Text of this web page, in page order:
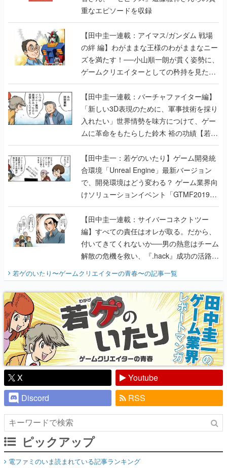
の絆 編】わがままな王様のわがままなニー
ズを満たす！──小山順一朗が貫く姿勢に、
ゲームクリエイターとしての矜持を見た
【若ゲのいたり最終回】
【田中圭一連載：バーチャファイター編】
「新しい3D表現のために、軍事技術を採り
入れたい」世界情勢を味方につけて、ゲー
ムに革命をもたらした鈴木 裕の功績【若ゲ
のいたり】
【田中圭一：若ゲのいたり】ゲーム開発統
合環境「Unreal Engine」最新バージョン
で、開発環境はどう変わる？ ゲーム業界向
けソリューションイベント「GTMF2019」
に行って、より理解を深めよう【PR】
【田中圭一連載：サイバーコネクトツー
編】すべての責任はオレが取る。だから、
付いてきてくれないか──男の熱意はチーム
解散の危機を救い、『.hack』成功の活路を
開く。業界の快男児・松山 洋に流れる血は
『少年ジャンプ』色だった【若ゲのいた
り】
若ゲのいたり〜ゲームクリエイターの青春〜の記事一覧
X
Youtube
Discord
RSS
ピックアップ
電ファミのいま読まれている記事ランキング
アプリセール情報
インタビュー